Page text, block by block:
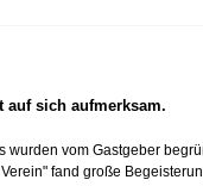
auf sich aufmerksam.
wurden vom Gastgeber
fand große